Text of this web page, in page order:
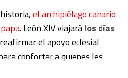
el archipiélago canario
. León XIV viajarálos días
el apoyo eclesial
confortar a quienes les